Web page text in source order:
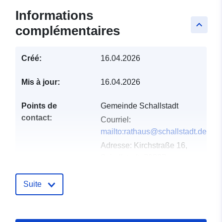
keyboard_arrow_up
Informations
complémentaires
Créé: 16.04.2026
Mis à jour: 16.04.2026
Points de
contact:
Gemeinde Schallstadt
Courriel:
mailto:rathaus@schallstadt.de
Adresse: Kirchstraße 16,
Suite